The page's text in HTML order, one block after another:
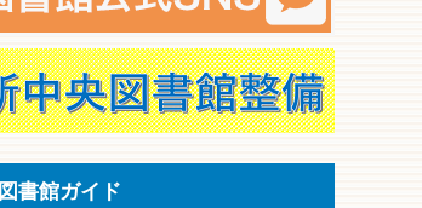
図書館ガイド